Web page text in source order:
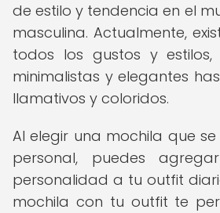
de estilo y tendencia en el
masculina. Actualmente,
todos los gustos y estilos,
minimalistas y elegantes
llamativos y coloridos.
Al elegir una mochila que
personal, puedes
personalidad a tu outfit
mochila con tu outfit te